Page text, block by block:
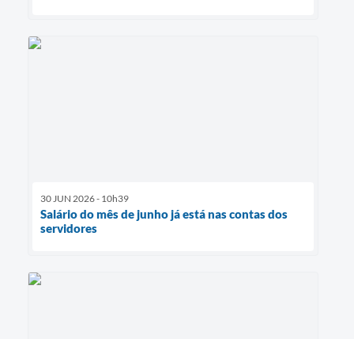
30 JUN 2026 - 10h39
Salário do mês de junho já está nas contas dos
servidores